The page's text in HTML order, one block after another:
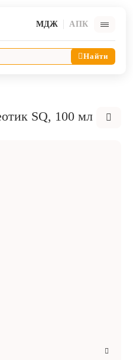
МДЖ АПК
Найти
SQ, 100 мл